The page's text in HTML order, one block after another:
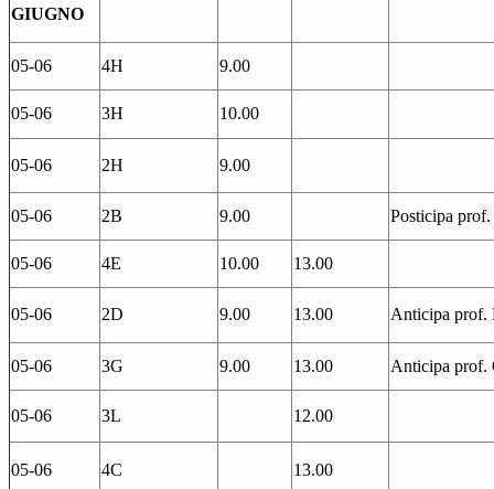
GIUGNO
05-06 4H 9.00
05-06 3H 10.00
05-06 2H 9.00
05-06 2B 9.00 Posticipa
05-06 4E 10.00 13.00
05-06 2D 9.00 13.00 Anticipa prof.
05-06 3G 9.00 13.00 Anticipa prof.
05-06 3L 12.00
05-06 4C 13.00